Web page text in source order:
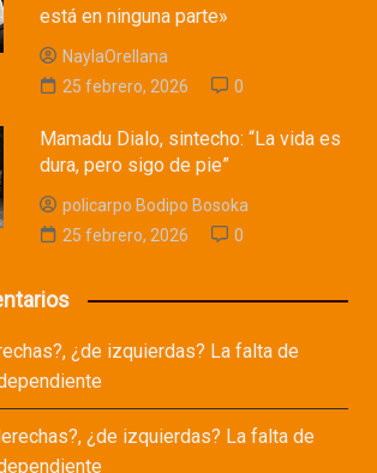
está en ninguna parte»
NaylaOrellana
25 febrero, 2026
0
Mamadu Dialo, sintecho: “La vida es
dura, pero sigo de pie”
policarpo Bodipo Bosoka
25 febrero, 2026
0
¿de izquierdas? La falta de
¿de izquierdas? La falta de